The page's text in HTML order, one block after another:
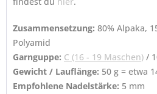
Zusammensetzung: 80% Alpaka,
Polyamid
Garnguppe: C (16 - 19 Maschen) /
Gewicht / Lauflänge: 50 g = etwa
Empfohlene Nadelstärke: 5 mm